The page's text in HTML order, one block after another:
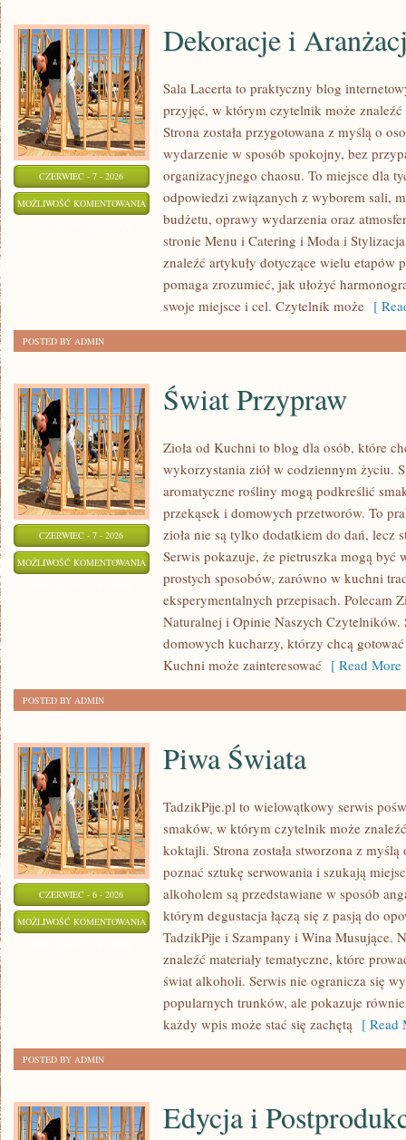
CZERWIEC - 7 - 2026
MOŻLIWOŚĆ KOMENTOWANIA DEKORACJE
ARANŻACJE
Dekoracje i
Sala Lacerta to praktyczny blog
przyjęć, w którym czytelnik może
Strona została przygotowana z myślą o
wydarzenie w sposób spokojny, bez
organizacyjnego chaosu. To miejsce dla
odpowiedzi związanych z wyborem sali,
budżetu, oprawy wydarzenia oraz
stronie Menu i Catering i Moda i
znaleźć artykuły dotyczące wielu etapów
pomaga zrozumieć, jak ułożyć
swoje miejsce i cel. Czytelnik może [
POSTED BY ADMIN
CZERWIEC - 7 - 2026
MOŻLIWOŚĆ KOMENTOWANIA ŚWIAT
PRZYPRAW
Świat Przypraw
Zioła od Kuchni to blog dla osób, które
wykorzystania ziół w codziennym życiu.
aromatyczne rośliny mogą podkreślić
przekąsek i domowych przetworów. To
zioła nie są tylko dodatkiem do dań, lecz
Serwis pokazuje, że pietruszka mogą być
prostych sposobów, zarówno w kuchni
eksperymentalnych przepisach. Polecam
Naturalnej i Opinie Naszych Czytelników.
domowych kucharzy, którzy chcą
Kuchni może zainteresować [ Read More
POSTED BY ADMIN
CZERWIEC - 6 - 2026
MOŻLIWOŚĆ KOMENTOWANIA PIWA
ŚWIATA
Piwa Świata
TadzikPije.pl to wielowątkowy serwis
smaków, w którym czytelnik może
koktajli. Strona została stworzona z
poznać sztukę serwowania i szukają
alkoholem są przedstawiane w sposób
którym degustacja łączą się z pasją do
TadzikPije i Szampany i Wina Musujące.
znaleźć materiały tematyczne, które
świat alkoholi. Serwis nie ogranicza się
popularnych trunków, ale pokazuje
każdy wpis może stać się zachętą [ Read
POSTED BY ADMIN
Edycja i